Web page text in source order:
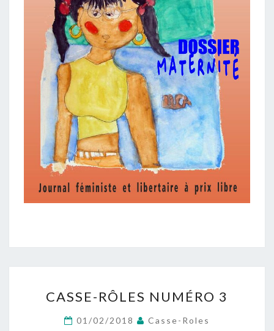
RÔLES
NUMÉRO
CASSE-RÔLES NUMÉRO 3
01/02/2018 Casse-Roles